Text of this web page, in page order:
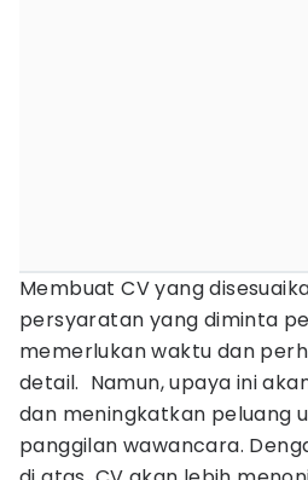
Membuat CV yang
persyaratan yang diminta
memerlukan waktu dan
detail. Namun, upaya ini
dan meningkatkan peluang
panggilan wawancara.